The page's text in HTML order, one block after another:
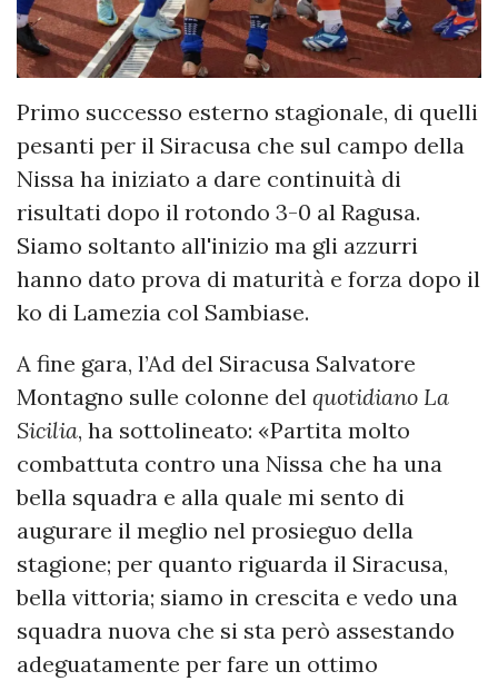
Primo successo esterno stagionale, di quelli
pesanti per il Siracusa che sul campo della
Nissa ha iniziato a dare continuità di
risultati dopo il rotondo 3-0 al Ragusa.
Siamo soltanto all'inizio ma gli azzurri
hanno dato prova di maturità e forza dopo il
ko di Lamezia col Sambiase.
A fine gara, l’Ad del Siracusa Salvatore
Montagno sulle colonne del quotidiano La
Sicilia, ha sottolineato: «Partita molto
combattuta contro una Nissa che ha una
bella squadra e alla quale mi sento di
augurare il meglio nel prosieguo della
stagione; per quanto riguarda il Siracusa,
bella vittoria; siamo in crescita e vedo una
squadra nuova che si sta però assestando
adeguatamente per fare un ottimo